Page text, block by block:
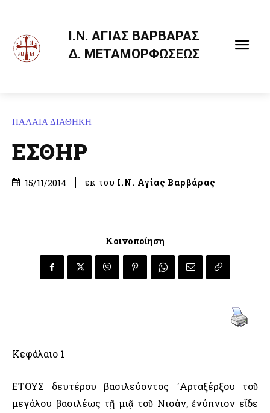
Ι.Ν. ΑΓΙΑΣ ΒΑΡΒΑΡΑΣ
Δ. ΜΕΤΑΜΟΡΦΩΣΕΩΣ
ΠΑΛΑΙΑ ΔΙΑΘΗΚΗ
ΕΣΘΗΡ
15/11/2014 εκ του Ι.Ν. Αγίας Βαρβάρας
Κοινοποίηση
Κεφάλαιο 1
ΕΤΟΥΣ δευτέρου βασιλεύοντος ᾿Αρταξέρξου τοῦ
μεγάλου βασιλέως τῇ μιᾷ τοῦ Νισάν, ἐνύπνιον εἶδε